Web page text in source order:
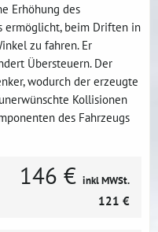
Erhöhung des
ermöglicht, beim Driften in
zu fahren. Er
Übersteuern. Der
wodurch der erzeugte
Kollisionen
des Fahrzeugs
146 € inkl MWSt.
121 €